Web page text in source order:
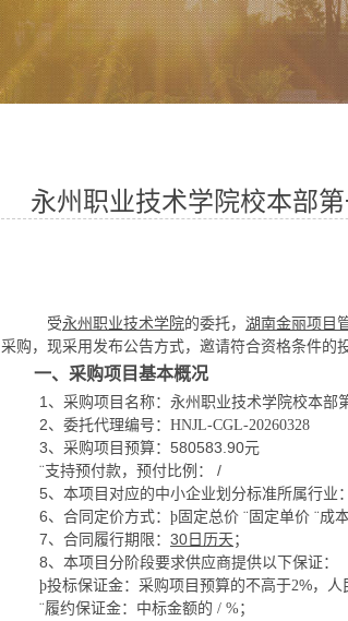
永州职业技术学院校本部
受永州职业技术学院的委托， 湖南金丽项目
采购，现采用发布公告方式，邀请符合资格条件的
一、采购项目基本概况
1、采购项目名称： 永州职业技术学院校本部
2、 委托代理编号： HNJL-CGL-20260328
3、采购项目预算： 580583.90元
¨支持预付款，预付比例：
/
5、本项目对应的中小企业划分标准所属行业
6、合同定价方式： þ 固定总价 ¨ 固定单价 ¨成
7、合同履行期限： 30日历天；
8、本项目分阶段要求供应商提供以下保证：
þ投标保证金：采购项目预算的不高于2%，人
¨履约保证金：中标金额的 / %；